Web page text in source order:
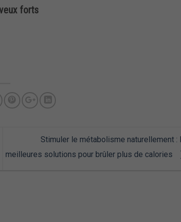
forts
Stimuler le métabolisme naturellement :
meilleures solutions pour brûler plus de calories